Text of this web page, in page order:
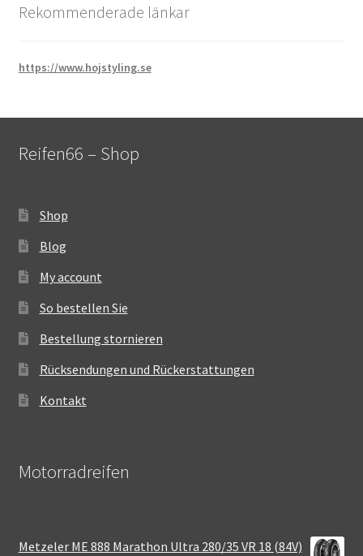
Rekommenderade länkar
https://www.hojstyling.se
Reifen66 – Shop
Shop
Blog
My account
So bestellen Sie
Bestellung stornieren
Rücksendungen und Rückerstattungen
Kontakt
Motorradreifen
Metzeler ME 888 Marathon Ultra 280/35 VR 18 (84V)